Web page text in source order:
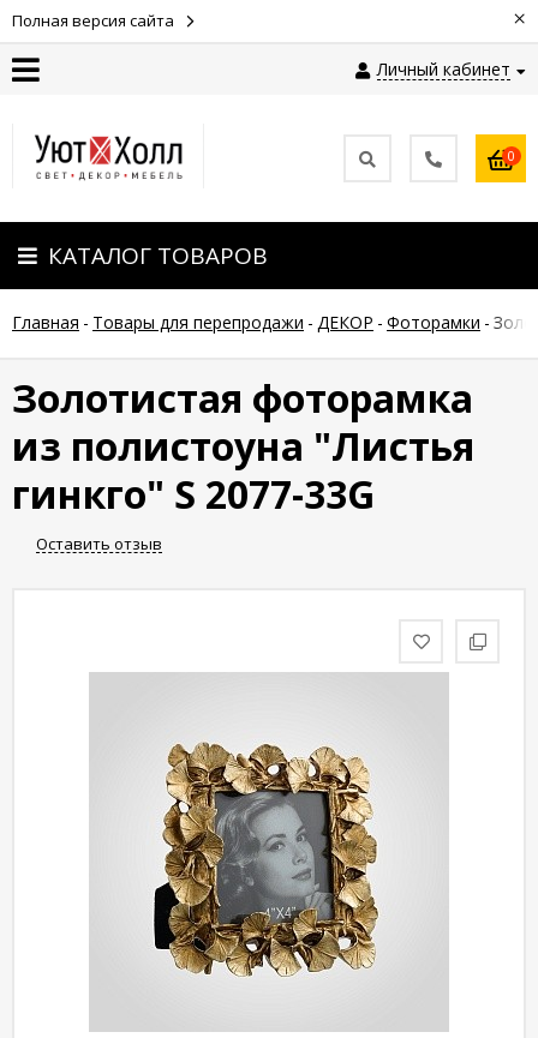
Полная версия сайта ×
Личный кабинет
Оплата
Доставка
Гарантия
возврат
Новости
статьи
0
КАТАЛОГ ТОВАРОВ
Главная - Товары для перепродажи - ДЕКОР - Фоторамки -
Золотистая фоторамка
из полистоуна "Листья
гинкго" S 2077-33G
Оставить отзыв